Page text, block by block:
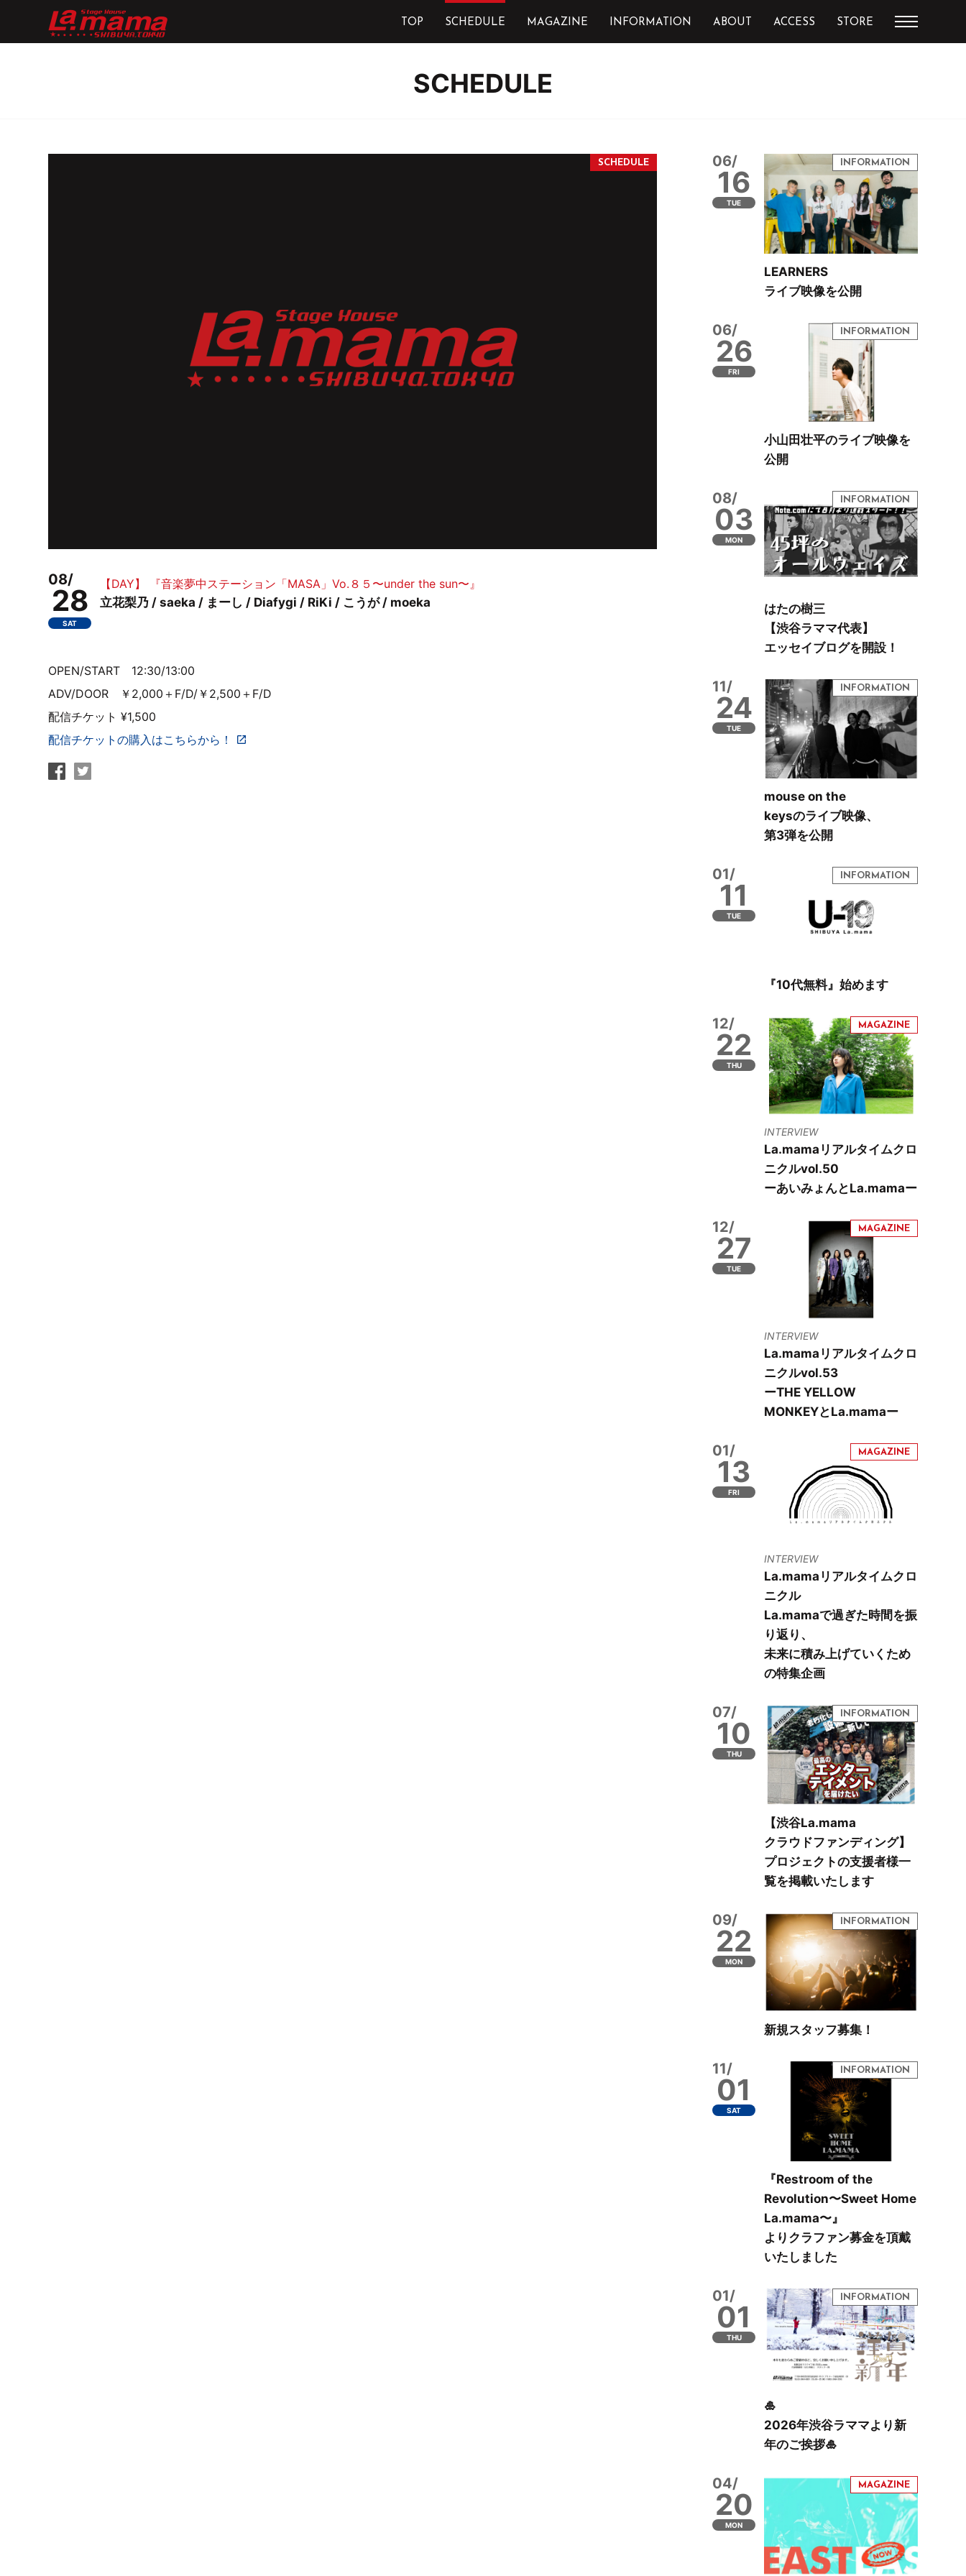
TOP SCHEDULE MAGAZINE INFORMATION ABOUT ACCESS STORE
SCHEDULE
08/
28
SAT
【DAY】 『音楽夢中ステーション「MASA」Vo.８５〜under the sun〜』
立花梨乃 / saeka / まーし / Diafygi / RiKi / こうが / moeka
OPEN/START 12:30/13:00
ADV/DOOR ￥2,000＋F/D/￥2,500＋F/D
配信チケット ¥1,500
配信チケットの購入はこちらから！
06/
16
TUE
LEARNERS
ライブ映像を公開
06/
26
FRI
小山田壮平のライブ映像を
公開
08/
03
MON
はたの樹三
【渋谷ラママ代表】
エッセイブログを開設！
11/
24
TUE
mouse on the
keysのライブ映像、
第3弾を公開
01/
11
TUE
『10代無料』始めます
12/
22
THU
INTERVIEW
La.mamaリアルタイムクロ
ニクルvol.50
ーあいみょんとLa.mamaー
12/
27
TUE
INTERVIEW
La.mamaリアルタイムクロ
ニクルvol.53
ーTHE YELLOW
MONKEYとLa.mamaー
01/
13
FRI
INTERVIEW
La.mamaリアルタイムクロ
ニクル
La.mamaで過ぎた時間を振
り返り、
未来に積み上げていくため
の特集企画
07/
10
THU
【渋谷La.mama
クラウドファンディング】
プロジェクトの支援者様一
覧を掲載いたします
09/
22
MON
新規スタッフ募集！
11/
01
SAT
『Restroom of the
Revolution〜Sweet Home
La.mama〜』
よりクラファン募金を頂戴
いたしました
01/
01
THU
🎍
2026年渋谷ラママより新
年のご挨拶🎍
04/
20
MON